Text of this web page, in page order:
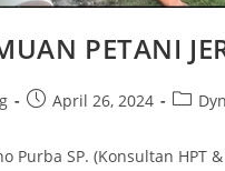
PETANI
April 26, 2024
Purba SP. (Konsultan HPT